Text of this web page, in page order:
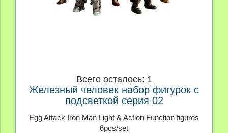
Всего осталось: 1
Железный человек набор фигурок с
подсветкой серия 02
Egg Attack Iron Man Light & Action Function figures
6pcs/set